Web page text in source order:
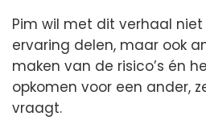
Pim wil met dit verhaal
ervaring delen, maar ook
maken van de risico’s én
opkomen voor een ander,
vraagt.